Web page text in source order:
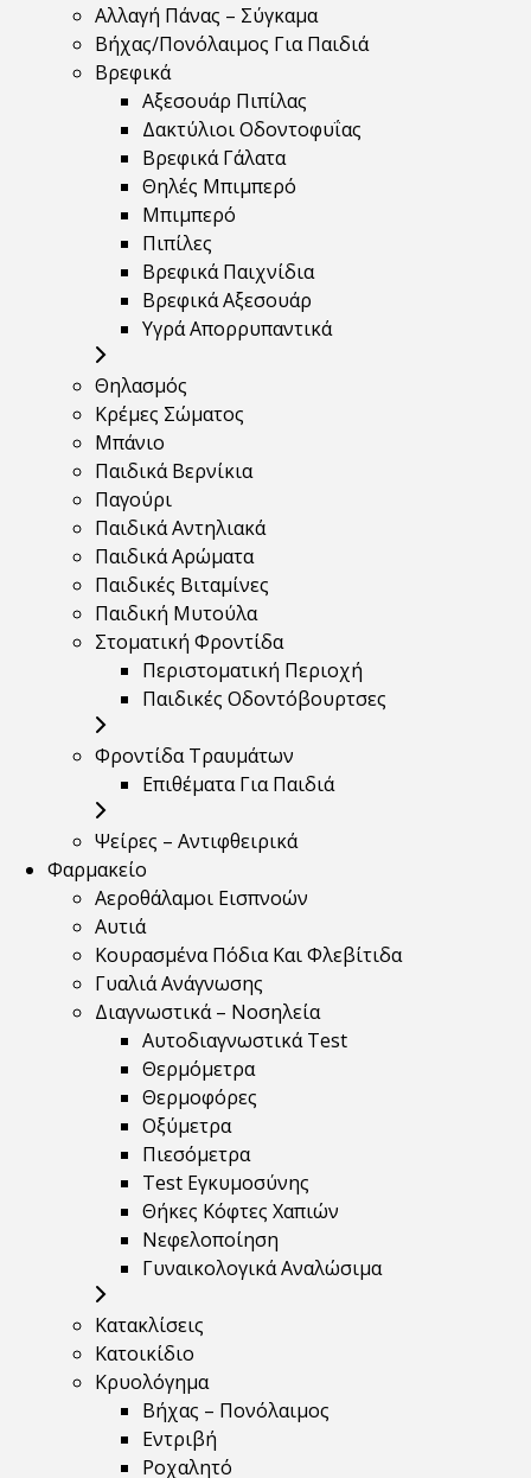
Αλλαγή Πάνας – Σύγκαμα
Βήχας/Πονόλαιμος Για Παιδιά
Βρεφικά
Αξεσουάρ Πιπίλας
Δακτύλιοι Οδοντοφυΐας
Βρεφικά Γάλατα
Θηλές Μπιμπερό
Μπιμπερό
Πιπίλες
Βρεφικά Παιχνίδια
Βρεφικά Αξεσουάρ
Υγρά Απορρυπαντικά
Θηλασμός
Κρέμες Σώματος
Μπάνιο
Παιδικά Βερνίκια
Παγούρι
Παιδικά Αντηλιακά
Παιδικά Αρώματα
Παιδικές Βιταμίνες
Παιδική Μυτούλα
Στοματική Φροντίδα
Περιστοματική Περιοχή
Παιδικές Οδοντόβουρτσες
Φροντίδα Τραυμάτων
Επιθέματα Για Παιδιά
Ψείρες – Αντιφθειρικά
Φαρμακείο
Αεροθάλαμοι Εισπνοών
Αυτιά
Κουρασμένα Πόδια Και Φλεβίτιδα
Γυαλιά Ανάγνωσης
Διαγνωστικά – Νοσηλεία
Αυτοδιαγνωστικά Test
Θερμόμετρα
Θερμοφόρες
Οξύμετρα
Πιεσόμετρα
Test Εγκυμοσύνης
Θήκες Κόφτες Χαπιών
Νεφελοποίηση
Γυναικολογικά Αναλώσιμα
Κατακλίσεις
Κατοικίδιο
Κρυολόγημα
Βήχας – Πονόλαιμος
Εντριβή
Ροχαλητό